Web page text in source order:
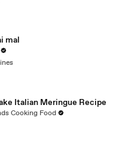
mal
Italian Meringue Recipe
Cooking Food